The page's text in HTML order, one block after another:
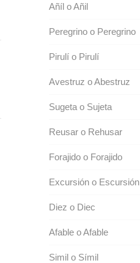
Añíl o Añil
Peregrino o Peregrino
Pirulí o Pirulí
Avestruz o Abestruz
Sugeta o Sujeta
Reusar o Rehusar
Forajido o Forajido
Excursión o Escursión
Diez o Diec
Afable o Afable
Simil o Símil